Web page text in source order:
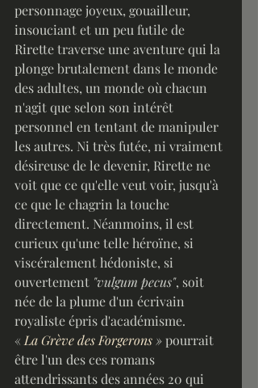
personnage joyeux, gouailleur,
insouciant et un peu futile de
Rirette traverse une aventure qui la
plonge brutalement dans le monde
des adultes, un monde où chacun
n'agit que selon son intérêt
personnel en tentant de manipuler
les autres. Ni très futée, ni vraiment
désireuse de le devenir, Rirette ne
voit que ce qu'elle veut voir, jusqu'à
ce que le chagrin la touche
directement. Néanmoins, il est
curieux qu'une telle héroïne, si
viscéralement hédoniste, si
ouvertement "vulgum pecus", soit
née de la plume d'un écrivain
royaliste épris d'académisme.
« La Grève des Forgerons » pourrait
être l'un des ces romans
attendrissants des années 20 qui